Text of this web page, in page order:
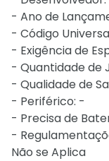
- Ano de
- Código
- Exigência de
- Quantidade de
- Qualidade de
- Periférico: -
- Precisa de
-
Não se Aplica